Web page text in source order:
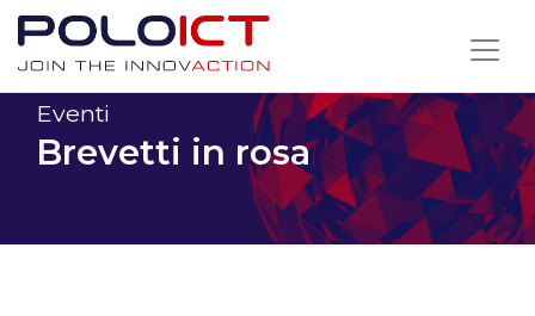
Skip
contentEventi
Brevetti in rosa